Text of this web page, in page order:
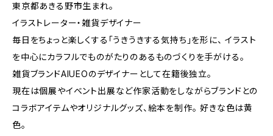
東京都あきる野市生まれ。
イラストレーター・雑貨デザイナー
毎日をちょっと楽しくする「うきうきする気持ち」を形に、 イラスト
を中心にカラフルでものがたりのあるものづくりを手がける。
雑貨ブランドAIUEOのデザイナーとして在籍後独立。
現在は個展やイベント出展など作家活動をしながらブランドとの
コラボアイテムやオリジナルグッズ、絵本を制作。 好きな色は黄
色。